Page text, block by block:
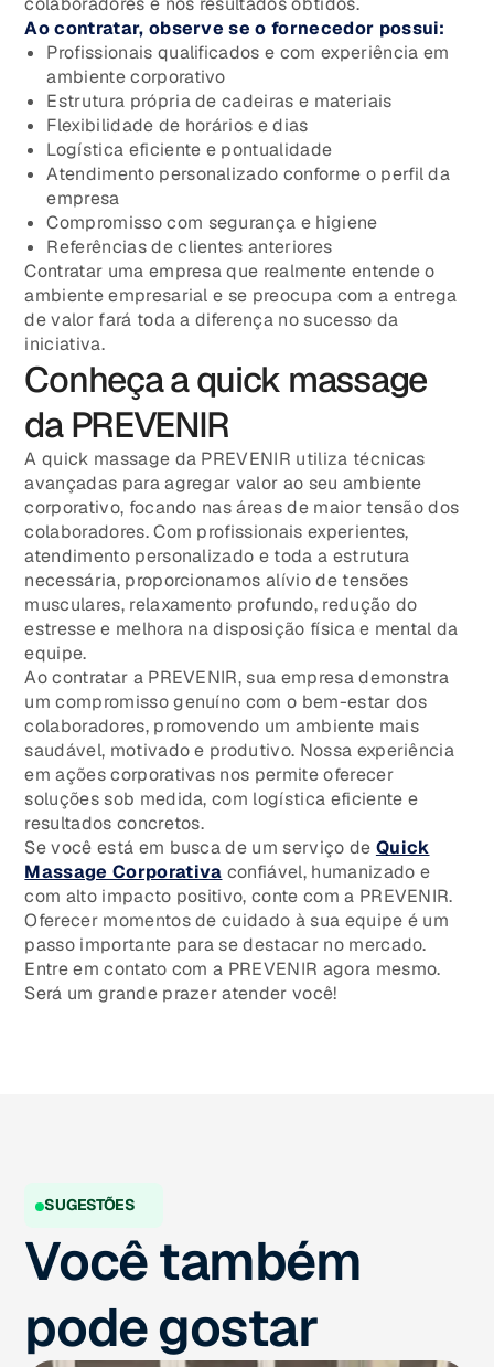
Ao contratar, observe se o fornecedor possui:
Profissionais qualificados e com experiência em
ambiente corporativo
Estrutura própria de cadeiras e materiais
Flexibilidade de horários e dias
Logística eficiente e pontualidade
Atendimento personalizado conforme o perfil da
empresa
Compromisso com segurança e higiene
Referências de clientes anteriores
Contratar uma empresa que realmente entende o
ambiente empresarial e se preocupa com a entrega
de valor fará toda a diferença no sucesso da
iniciativa.
Conheça a quick massage
da PREVENIR
A quick massage da PREVENIR utiliza técnicas
avançadas para agregar valor ao seu ambiente
corporativo, focando nas áreas de maior tensão dos
colaboradores. Com profissionais experientes,
atendimento personalizado e toda a estrutura
necessária, proporcionamos alívio de tensões
musculares, relaxamento profundo, redução do
estresse e melhora na disposição física e mental da
equipe.
Ao contratar a PREVENIR, sua empresa demonstra
um compromisso genuíno com o bem-estar dos
colaboradores, promovendo um ambiente mais
saudável, motivado e produtivo. Nossa experiência
em ações corporativas nos permite oferecer
soluções sob medida, com logística eficiente e
resultados concretos.
Se você está em busca de um serviço de Quick
Massage Corporativa confiável, humanizado e
com alto impacto positivo, conte com a PREVENIR.
Oferecer momentos de cuidado à sua equipe é um
passo importante para se destacar no mercado.
Entre em contato com a PREVENIR agora mesmo.
Será um grande prazer atender você!
SUGESTÕES
Você também
pode gostar